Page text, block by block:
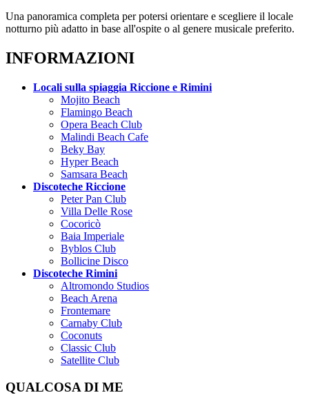
Una panoramica completa per potersi orientare e scegliere il locale
notturno più adatto in base all'ospite o al genere musicale preferito.
INFORMAZIONI
Locali sulla spiaggia Riccione e Rimini
Mojito Beach
Flamingo Beach
Opera Beach Club
Malindi Beach Cafe
Beky Bay
Hyper Beach
Samsara Beach
Discoteche Riccione
Peter Pan Club
Villa Delle Rose
Cocoricò
Baia Imperiale
Byblos Club
Bollicine Disco
Discoteche Rimini
Altromondo Studios
Beach Arena
Frontemare
Carnaby Club
Coconuts
Classic Club
Satellite Club
QUALCOSA DI ME